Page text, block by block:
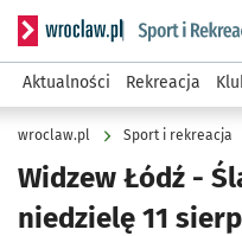
Serwis informacyjny
Aktualności Rekreacja
wroclaw.pl Sport i rekreacja
Widzew Łódź -
niedzielę 11